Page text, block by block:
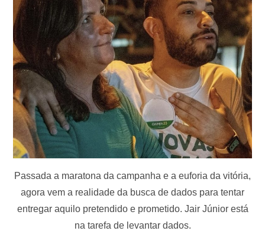
Passada a maratona da campanha e a euforia da vitória,
agora vem a realidade da busca de dados para tentar
entregar aquilo pretendido e prometido. Jair Júnior está
na tarefa de levantar dados.